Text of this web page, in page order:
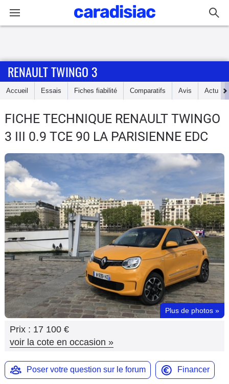
Accueil
Essais
Guide
d'achat
Electriques
Utilitaires
Flottes
Auto
Services
Forum
Moto
Marques
RENAULT TWINGO 3
Accueil Essais Fiches fiabilité Comparatifs Avis Actu
FICHE TECHNIQUE RENAULT TWINGO
3 III 0.9 TCE 90 LA PARISIENNE EDC
Plus de photos »
Prix : 17 100 €
voir la cote en occasion »
Poser votre question sur le forum Financer